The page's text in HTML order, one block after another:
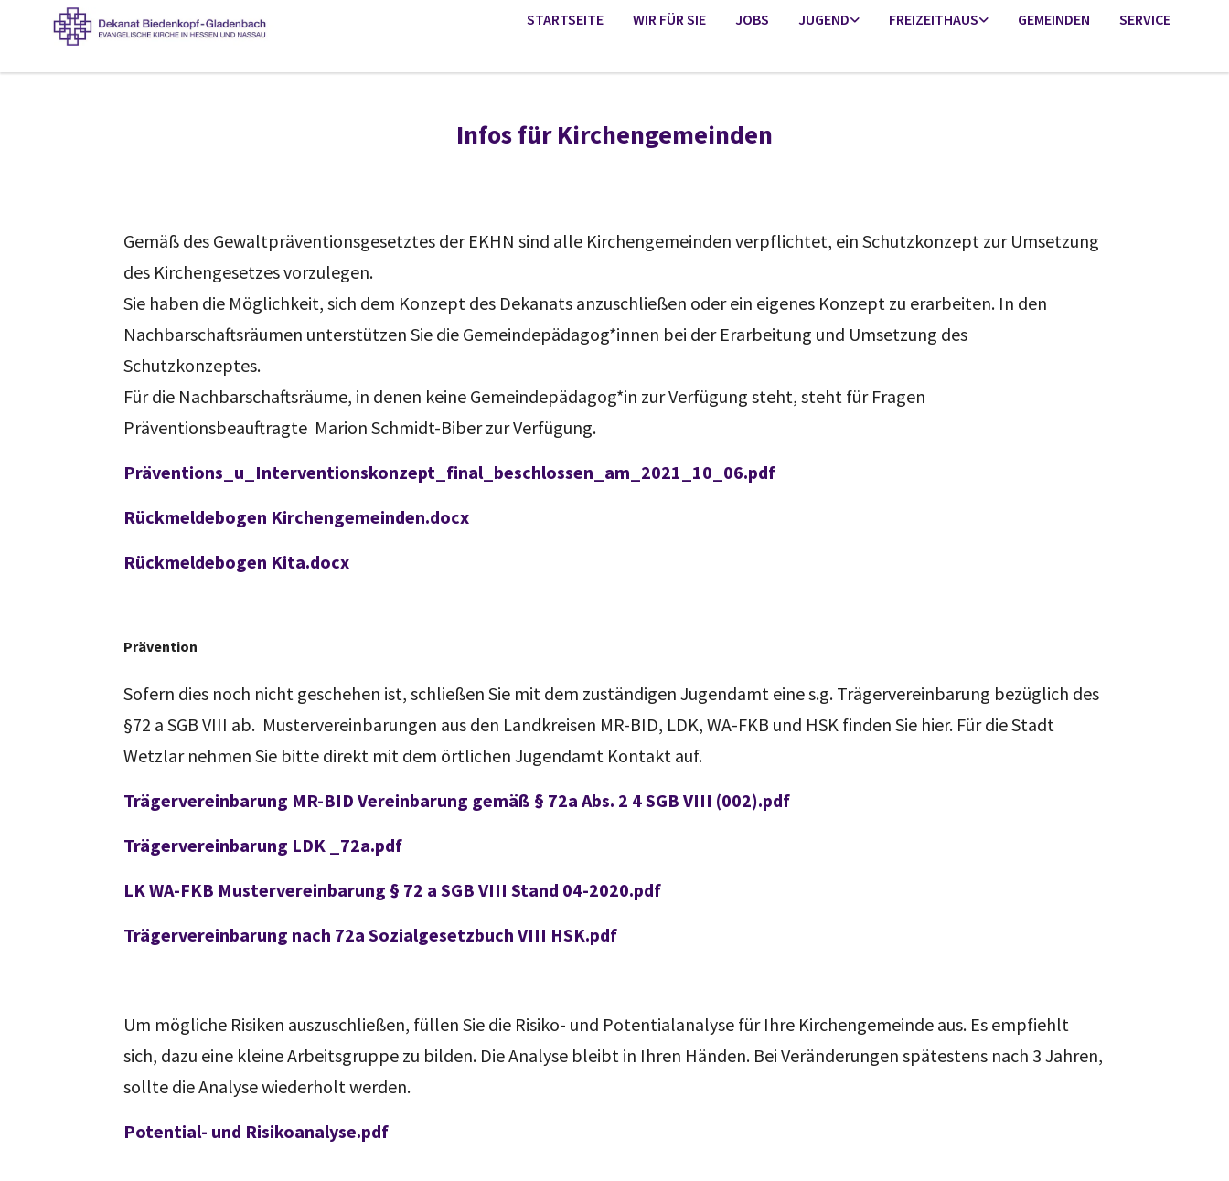
STARTSEITE WIR FÜR SIE JOBS JUGEND FREIZEITHAUS GEMEINDEN SERVICE
Infos für Kirchengemeinden
Gemäß des Gewaltpräventionsgesetztes der EKHN sind alle Kirchengemeinden verpflichtet, ein Schutzkonzept zur Umsetzung
des Kirchengesetzes vorzulegen.
Sie haben die Möglichkeit, sich dem Konzept des Dekanats anzuschließen oder ein eigenes Konzept zu erarbeiten. In den
Nachbarschaftsräumen unterstützen Sie die Gemeindepädagog*innen bei der Erarbeitung und Umsetzung des
Schutzkonzeptes.
Für die Nachbarschaftsräume, in denen keine Gemeindepädagog*in zur Verfügung steht, steht für Fragen
Präventionsbeauftragte Marion Schmidt-Biber zur Verfügung.
Präventions_u_Interventionskonzept_final_beschlossen_am_2021_10_06.pdf
Rückmeldebogen Kirchengemeinden.docx
Rückmeldebogen Kita.docx
Prävention
Sofern dies noch nicht geschehen ist, schließen Sie mit dem zuständigen Jugendamt eine s.g. Trägervereinbarung bezüglich des
§72 a SGB VIII ab. Mustervereinbarungen aus den Landkreisen MR-BID, LDK, WA-FKB und HSK finden Sie hier. Für die Stadt
Wetzlar nehmen Sie bitte direkt mit dem örtlichen Jugendamt Kontakt auf.
Trägervereinbarung MR-BID Vereinbarung gemäß § 72a Abs. 2 4 SGB VIII (002).pdf
Trägervereinbarung LDK _72a.pdf
LK WA-FKB Mustervereinbarung § 72 a SGB VIII Stand 04-2020.pdf
Trägervereinbarung nach 72a Sozialgesetzbuch VIII HSK.pdf
Um mögliche Risiken auszuschließen, füllen Sie die Risiko- und Potentialanalyse für Ihre Kirchengemeinde aus. Es empfiehlt
sich, dazu eine kleine Arbeitsgruppe zu bilden. Die Analyse bleibt in Ihren Händen. Bei Veränderungen spätestens nach 3 Jahren,
sollte die Analyse wiederholt werden.
Potential- und Risikoanalyse.pdf